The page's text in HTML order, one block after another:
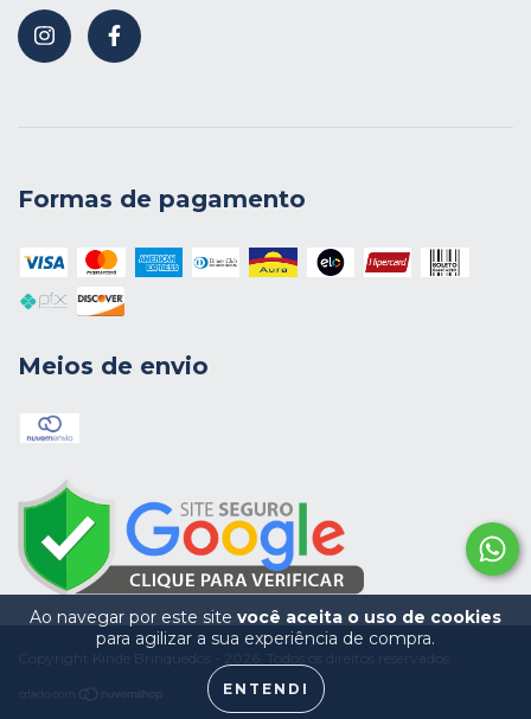
Ao navegar por este site você aceita o uso de cookies
para agilizar a sua experiência de compra.
ENTENDI
Formas de pagamento
Meios de envio